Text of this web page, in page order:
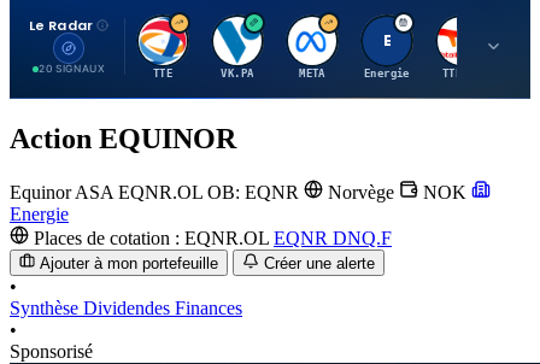
Le Radar
20 SIGNAUX
T
TTE
V
VK.PA
M
META
E
Energie
T
TTE.PA
Action EQUINOR
Equinor ASA EQNR.OL OB: EQNR Norvège
NOK
Energie
Places de cotation : EQNR.OL EQNR DNQ.F
Ajouter à mon portefeuille Créer une alerte
•
Synthèse Dividendes Finances
•
Sponsorisé